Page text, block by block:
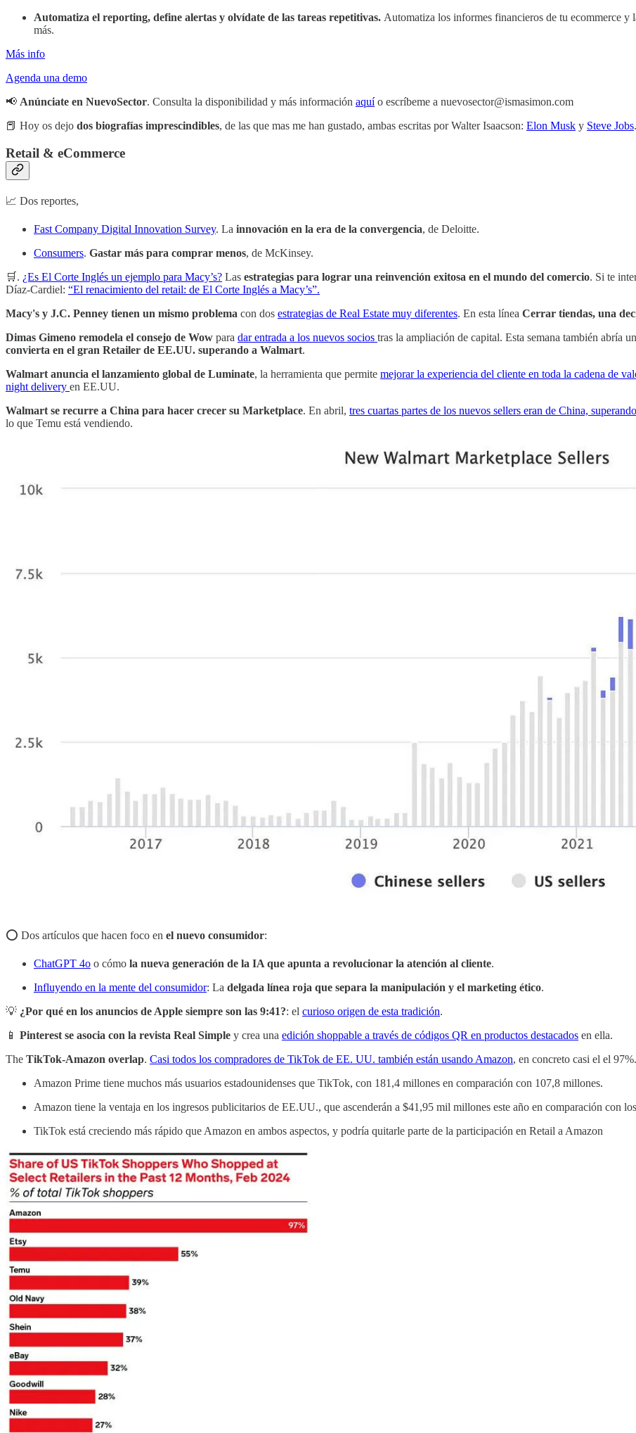
Automatiza el reporting, define alertas y olvídate de las tareas repetitivas. Automatiza los informes financieros de tu ecommerce
más.
Más info
Agenda una demo
📢 Anúnciate en NuevoSector. Consulta la disponibilidad y más información aquío escríbeme a nuevosector@ismasimon.com
📕 Hoy os dejo dos biografías imprescindibles, de las que mas me han gustado, ambas escritas por Walter Isaacson: Elon Musk y Steve Jobs.
Retail & eCommerce
📈 Dos reportes,
Fast Company Digital Innovation Survey. La innovación en la era de la convergencia, de Deloitte.
Consumers. Gastar más para comprar menos, de McKinsey.
🛒. ¿Es El Corte Inglés un ejemplo para Macy’s? Las estrategias para lograr una reinvención exitosa en el mundo del comercio. Si te
Díaz-Cardiel: “El renacimiento del retail: de El Corte Inglés a Macy’s”.
Macy's y J.C. Penney tienen un mismo problema con dos estrategias de Real Estate muy diferentes. En esta línea Cerrar tiendas, una
Dimas Gimeno remodela el consejo de Wow para dar entrada a los nuevos socios tras la ampliación de capital. Esta semana también abría
convierta en el gran Retailer de EE.UU. superando a Walmart.
Walmart anuncia el lanzamiento global de Luminate, la herramienta que permite mejorar la experiencia del cliente en toda la cadena de
night delivery en EE.UU.
Walmart se recurre a China para hacer crecer su Marketplace. En abril, tres cuartas partes de los nuevos sellers eran de China,
lo que Temu está vendiendo.
⭕️ Dos artículos que hacen foco en el nuevo consumidor:
ChatGPT 4o o cómo la nueva generación de la IA que apunta a revolucionar la atención al cliente.
Influyendo en la mente del consumidor: La delgada línea roja que separa la manipulación y el marketing ético.
💡 ¿Por qué en los anuncios de Apple siempre son las 9:41?: el curioso origen de esta tradición.
📱 Pinterest se asocia con la revista Real Simple y crea una edición shoppable a través de códigos QR en productos destacados en ella.
The TikTok-Amazon overlap. Casi todos los compradores de TikTok de EE. UU. también están usando Amazon, en concreto casi el el
Amazon Prime tiene muchos más usuarios estadounidenses que TikTok, con 181,4 millones en comparación con 107,8 millones.
Amazon tiene la ventaja en los ingresos publicitarios de EE.UU., que ascenderán a $41,95 mil millones este año en comparación con
TikTok está creciendo más rápido que Amazon en ambos aspectos, y podría quitarle parte de la participación en Retail a Amazon